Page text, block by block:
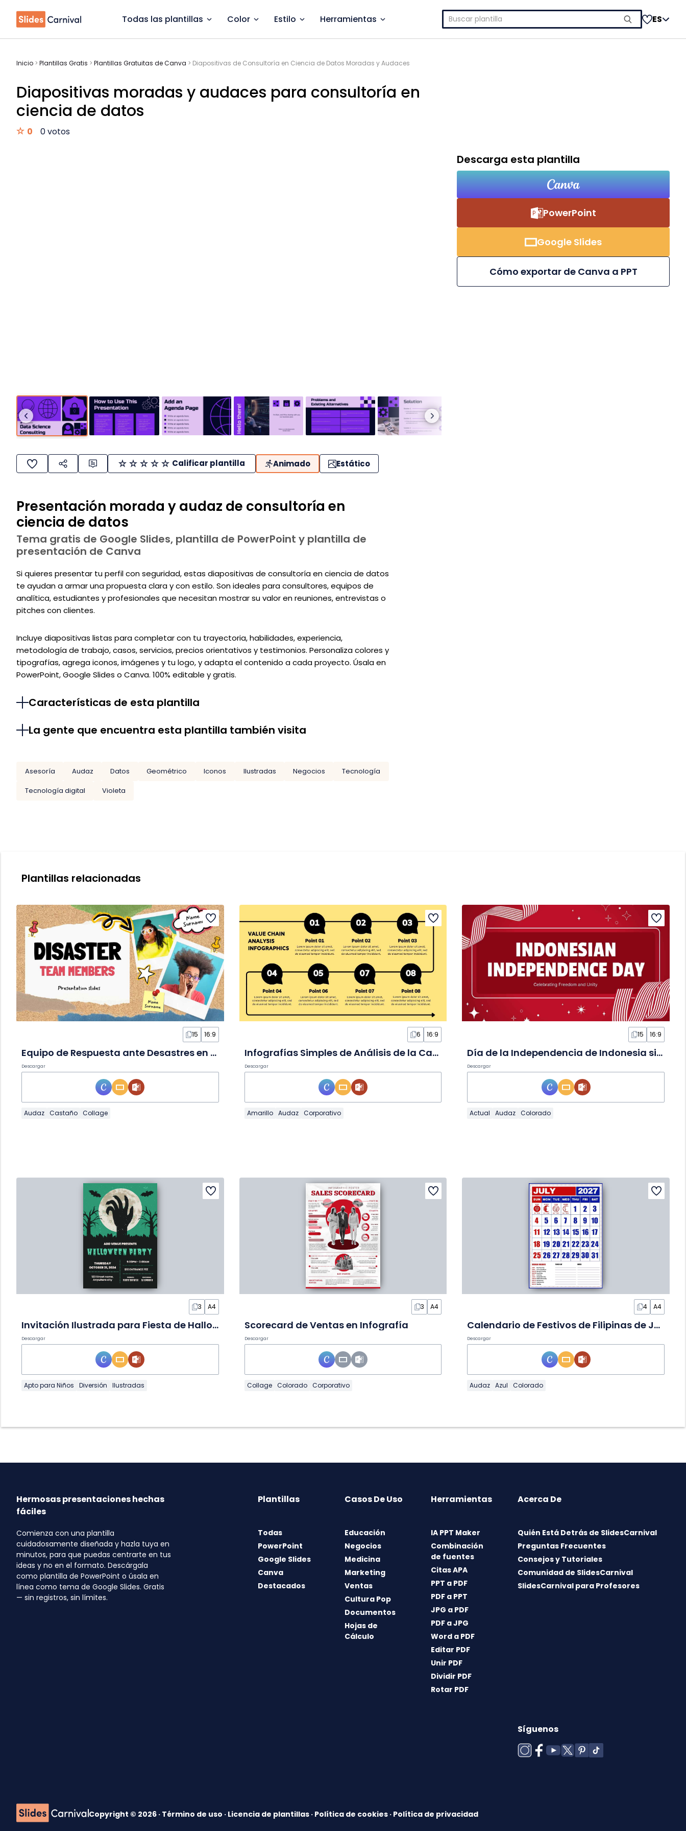
Todas las plantillas Color Estilo Herramientas Buscar: ES
Inicio > Plantillas Gratis > Plantillas Gratuitas de Canva > Diapositivas de Consultoría en Ciencia de Datos Moradas y Audaces
Diapositivas moradas y audaces para consultoría en
ciencia de datos
0 0 votos
Calificar plantilla Animado Estático
Presentación morada y audaz de consultoría en
ciencia de datos
Tema gratis de Google Slides, plantilla de PowerPoint y plantilla de
presentación de Canva
Si quieres presentar tu perfil con seguridad, estas diapositivas de consultoría en ciencia de datos
te ayudan a armar una propuesta clara y con estilo. Son ideales para consultores, equipos de
analítica, estudiantes y profesionales que necesitan mostrar su valor en reuniones, entrevistas o
pitches con clientes.
Incluye diapositivas listas para completar con tu trayectoria, habilidades, experiencia,
metodología de trabajo, casos, servicios, precios orientativos y testimonios. Personaliza colores y
tipografías, agrega iconos, imágenes y tu logo, y adapta el contenido a cada proyecto. Úsala en
PowerPoint, Google Slides o Canva. 100% editable y gratis.
Características de esta plantilla
La gente que encuentra esta plantilla también visita
Asesoría Audaz Datos Geométrico Iconos Ilustradas Negocios
Tecnología
Tecnología digital
Violeta
Descarga esta plantilla
PowerPoint
Google Slides
Cómo exportar de Canva a PPT
Plantillas relacionadas
15 16:9
Equipo de Respuesta ante Desastres en Diapositivas
Descargar
Audaz Castaño Collage
6 16:9
Infografías Simples de Análisis de la Cadena de Valor en Diapositivas
Descargar
Amarillo Audaz Corporativo
15 16:9
Día de la Independencia de Indonesia simple en Diapositivas
Descargar
Actual Audaz Colorado
3 A4
Invitación Ilustrada para Fiesta de Halloween en Diapositivas
Descargar
Apto para Niños Diversión Ilustradas
3 A4
Scorecard de Ventas en Infografía
Descargar
Collage Colorado Corporativo
4 A4
Calendario de Festivos de Filipinas de Julio 2027 en Diapositivas
Descargar
Audaz Azul Colorado
Hermosas presentaciones hechas
fáciles
Comienza con una plantilla
cuidadosamente diseñada y hazla tuya en
minutos, para que puedas centrarte en tus
ideas y no en el formato. Descárgala
como plantilla de PowerPoint o úsala en
línea como tema de Google Slides. Gratis
— sin registros, sin límites.
Plantillas
Todas
PowerPoint
Google Slides
Canva
Destacados
Casos De Uso
Educación
Negocios
Medicina
Marketing
Ventas
Cultura Pop
Documentos
Hojas de
Cálculo
Herramientas
IA PPT Maker
Combinación
de fuentes
Citas APA
PPT a PDF
PDF a PPT
JPG a PDF
PDF a JPG
Word a PDF
Editar PDF
Unir PDF
Dividir PDF
Rotar PDF
Acerca De
Quién Está Detrás de SlidesCarnival
Preguntas Frecuentes
Consejos y Tutoriales
Comunidad de SlidesCarnival
SlidesCarnival para Profesores
Síguenos
Copyright © 2026 · Término de uso · Licencia de plantillas · Política de cookies · Política de privacidad